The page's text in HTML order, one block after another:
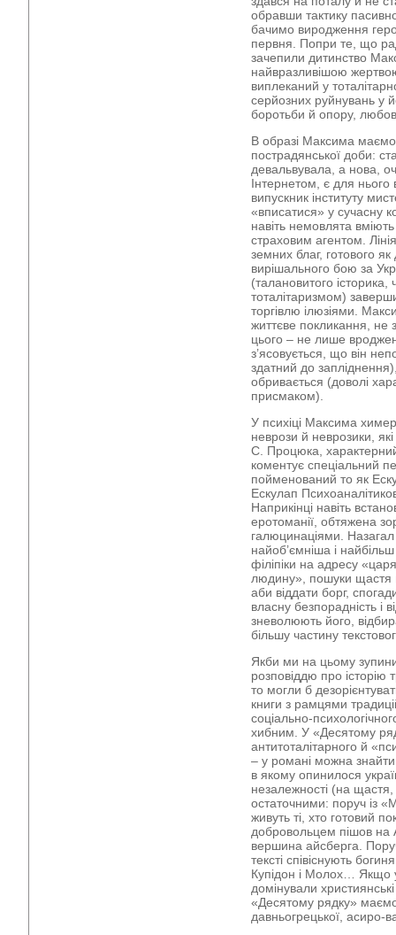
обравши тактику
бачимо виродження
первня. Попри те, що
зачепили дитинство
найвразливішою
виплеканий у
серйозних руйнувань у
боротьби й опору,
В образі Максима
пострадянської доби:
девальвувала, а нова,
Інтернетом, є для
випускник інституту
«вписатися» у сучасну
навіть немовлята
страховим агентом.
земних благ, готового як
вирішального бою за
(талановитого
тоталітаризмом)
торгівлю ілюзіями.
життєве покликання, не
цього – не лише
з’ясовується, що він
здатний до
обривається (доволі
присмаком).
У психіці Максима
неврози й неврозики,
С. Процюка,
коментує спеціальний
пойменований то як
Ескулап
Наприкінці навіть
еротоманії, обтяжена
галюцинаціями.
найоб’ємніша і
філіпіки на адресу
людину», пошуки щастя
аби віддати борг,
власну безпорадність і
зневолюють його,
більшу частину
Якби ми на цьому
розповіддю про історію
то могли б
книги з рамцями
соціально-
хибним. У «Десятому
антитоталітарного й
– у романі можна
в якому опинилося
незалежності (на
остаточними: поруч із
живуть ті, хто готовий
добровольцем пішов
вершина айсберга.
тексті співіснують
Купідон і Молох… Якщо
домінували
«Десятому рядку»
давньогрецької, асиро-